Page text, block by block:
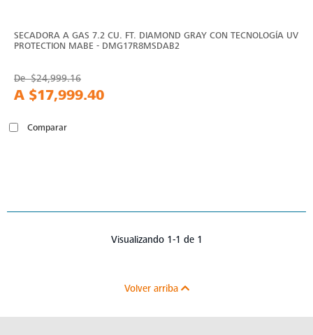
SECADORA A GAS 7.2 CU. FT. DIAMOND GRAY CON TECNOLOGÍA UV
PROTECTION MABE - DMG17R8MSDAB2
De$24,999.16
A $17,999.40
Comparar
Visualizando 1-1 de 1
Volver arriba